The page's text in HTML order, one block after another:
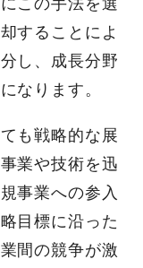
することによ
し、成長分野
なります。
も戦略的な展
業や技術を迅
事業への参入
目標に沿った
間の競争が激